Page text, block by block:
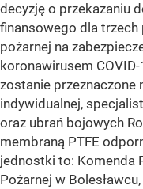
decyzję o przekazaniu
finansowego dla
pożarnej na
koronawirusem
zostanie przeznaczone
indywidualnej,
oraz ubrań bojowych
membraną PTFE
jednostki to: Komenda
Pożarnej w